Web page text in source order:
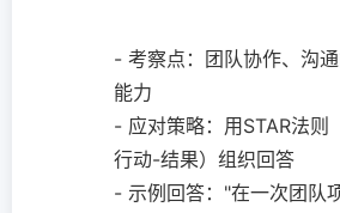
- 考察点：团队协作、沟
能力
- 应对策略：用STAR法则
行动-结果）组织回答
- 示例回答："在一次团队